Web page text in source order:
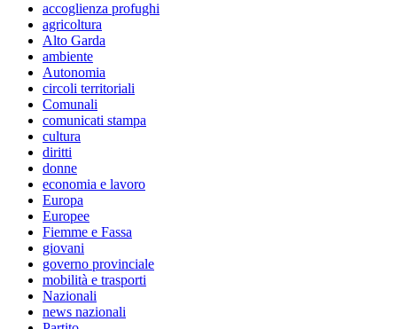
accoglienza profughi
agricoltura
Alto Garda
ambiente
Autonomia
circoli territoriali
Comunali
comunicati stampa
cultura
diritti
donne
economia e lavoro
Europa
Europee
Fiemme e Fassa
giovani
governo provinciale
mobilità e trasporti
Nazionali
news nazionali